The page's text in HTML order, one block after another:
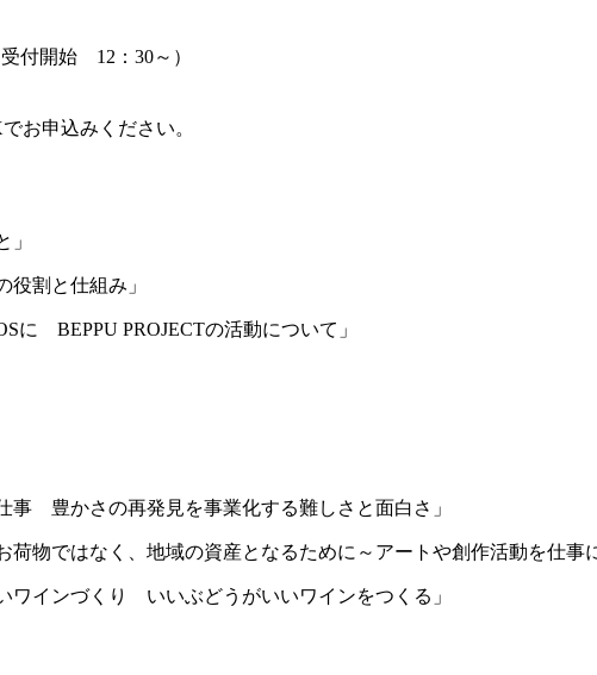
付開始 12：30～）
込みください。
」
役割と仕組み」
に BEPPU PROJECTの活動について」
事 豊かさの再発見を事業化する難しさと面白さ」
荷物ではなく、地域の資産となるために～アートや創作活動を仕事
ワインづくり いいぶどうがいいワインをつくる」